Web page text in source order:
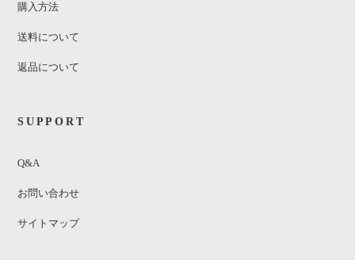
購入方法
送料について
返品について
SUPPORT
Q&A
お問い合わせ
サイトマップ